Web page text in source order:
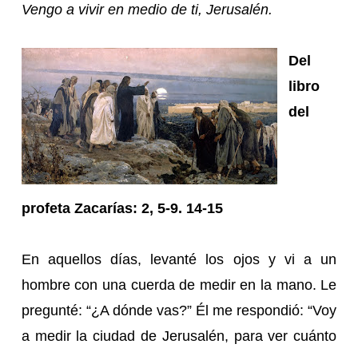
Vengo a vivir en medio de ti, Jerusalén.
Del
libro
del
profeta Zacarías: 2, 5-9. 14-15
En aquellos días, levanté los ojos y vi a un
hombre con una cuerda de medir en la mano. Le
pregunté: “¿A dónde vas?” Él me respondió: “Voy
a medir la ciudad de Jerusalén, para ver cuánto